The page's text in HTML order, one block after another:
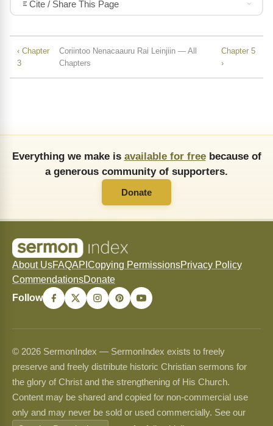
Cite / Share This Page
‹ Chapter
3
Coriintoo Nenacaauru Rai Leinjiin — All
Chapters
Chapter 5
›
Everything we make is available for freebecause of
a generous community of supporters.
Donate
About UsFAQAPI Copying PermissionsPrivacy Policy
CommendationsDonate
Follow
© 2026 SermonIndex — SermonIndex exists to freely
preserve and freely distribute historic Christian sermons for
the glory of Christ and the strengthening of His Church.
Content may be shared and copied for non-commercial use
only and may never be sold or used commercially. See our